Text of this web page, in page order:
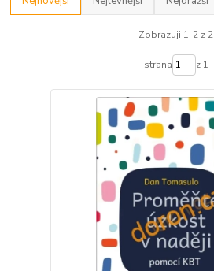
Zobrazuji 1-2 z 2
strana z 1